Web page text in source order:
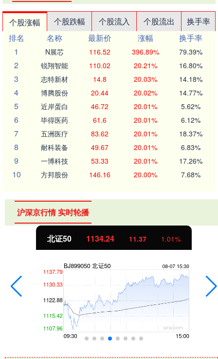
个股涨幅 个股跌幅 个股流入 个股流出
换手率
排名
名称 最新价 涨幅
换手率
1
N展芯 116.52 396.89% 79.39%
2 锐翔智能 110.02 20.21% 16.80%
3 志特新材 14.8 20.03% 14.18%
4 博腾股份 20.44 20.02% 14.77%
5 近岸蛋白 46.72 20.01% 5.62%
6 毕得医药 61.6 20.01% 6.12%
7 五洲医疗 83.62 20.01% 18.37%
8 耐科装备 49.67 20.01% 6.83%
9 一博科技 53.33 20.01% 17.26%
10 方邦股份 146.16 20.00% 7.68%
沪深京行情 实时轮播
北证50 1134.24 11.37 1.01%